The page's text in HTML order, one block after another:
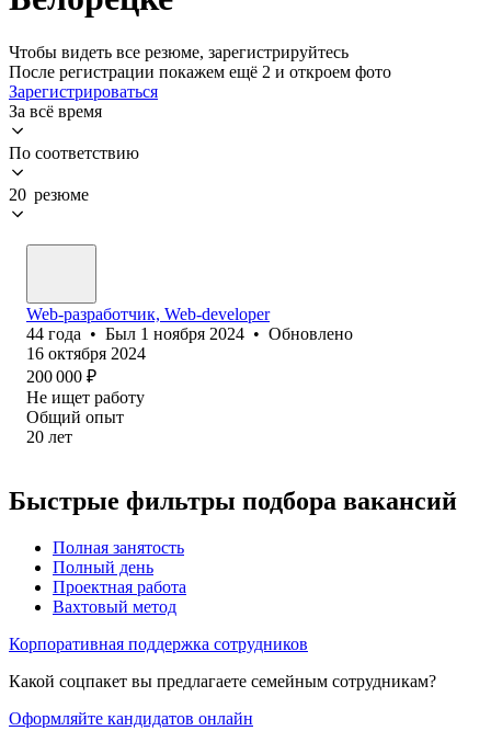
Чтобы видеть все резюме, зарегистрируйтесь
После регистрации покажем ещё 2 и откроем фото
Зарегистрироваться
За всё время
По соответствию
20 резюме
Web-разработчик, Web-developer
44 года • Был 1 ноября 2024 • Обновлено
16 октября 2024
200 000 ₽
Не ищет работу
Общий опыт
20 лет
Быстрые фильтры подбора вакансий
Полная занятость
Полный день
Проектная работа
Вахтовый метод
Корпоративная поддержка сотрудников
Какой соцпакет вы предлагаете семейным сотрудникам?
Оформляйте кандидатов онлайн